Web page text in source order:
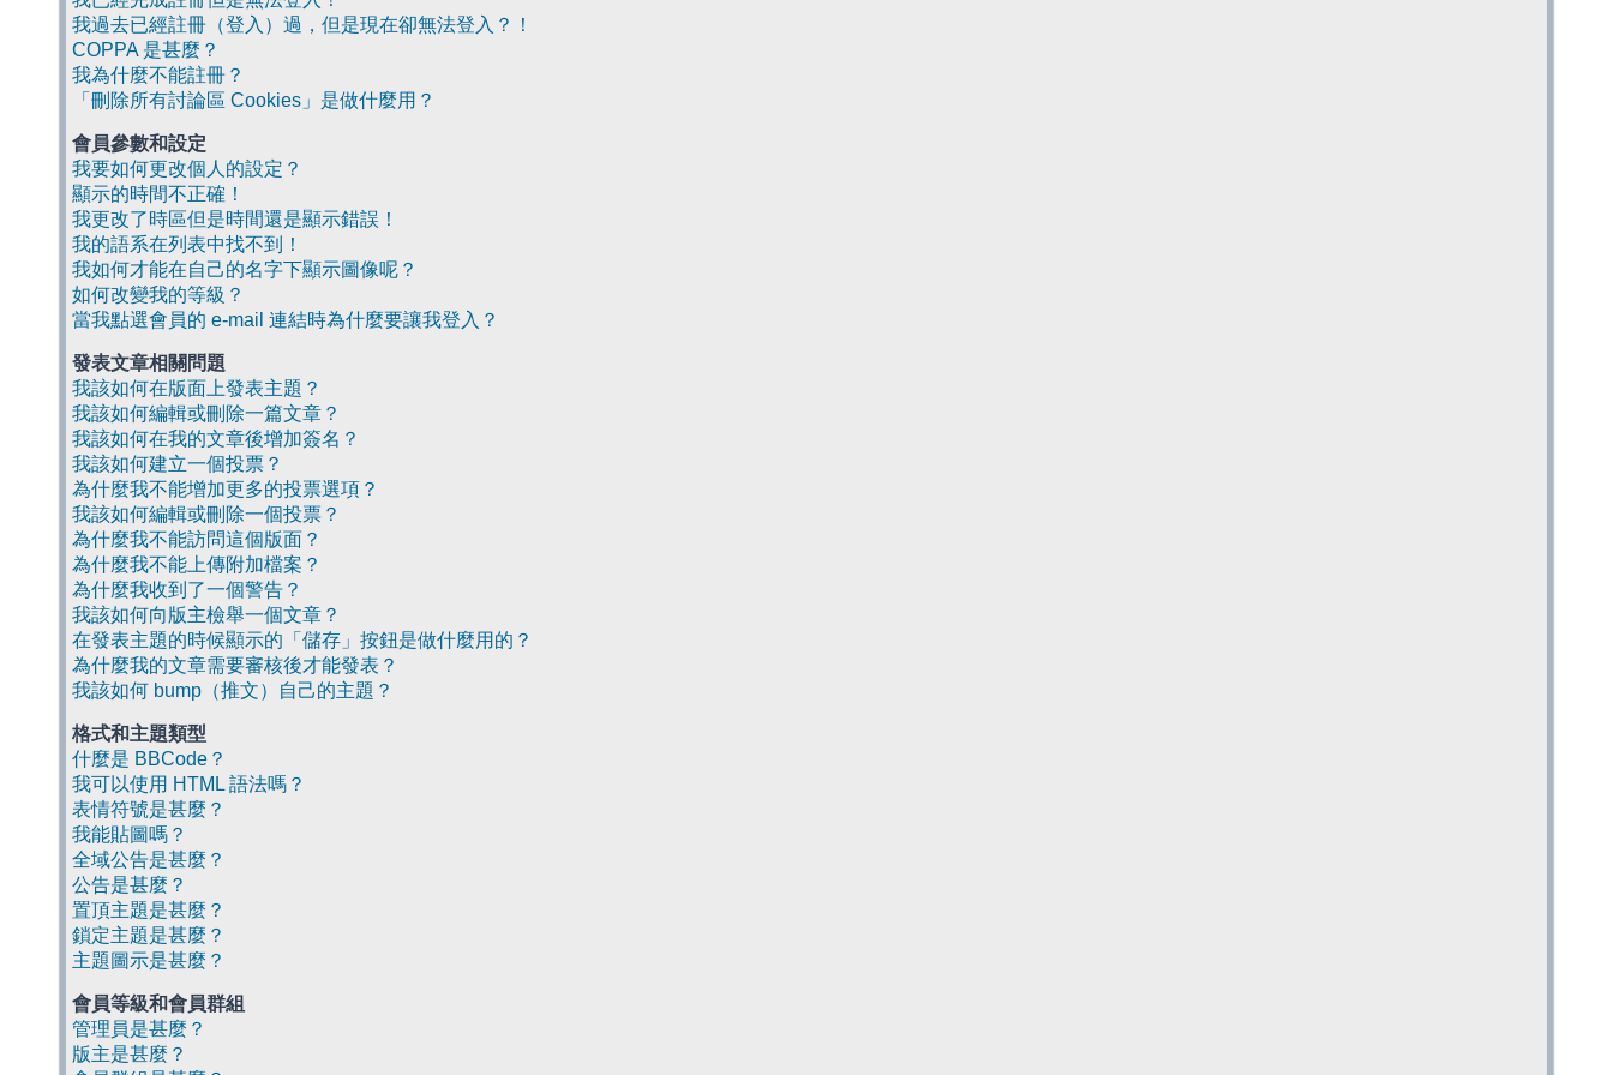
我過去已經註冊（登入）過，但是現在卻無法登入？！
COPPA 是甚麼？
我為什麼不能註冊？
「刪除所有討論區 Cookies」是做什麼用？
會員參數和設定
我要如何更改個人的設定？
顯示的時間不正確！
我更改了時區但是時間還是顯示錯誤！
我的語系在列表中找不到！
我如何才能在自己的名字下顯示圖像呢？
如何改變我的等級？
當我點選會員的 e-mail 連結時為什麼要讓我登入？
發表文章相關問題
我該如何在版面上發表主題？
我該如何編輯或刪除一篇文章？
我該如何在我的文章後增加簽名？
我該如何建立一個投票？
為什麼我不能增加更多的投票選項？
我該如何編輯或刪除一個投票？
為什麼我不能訪問這個版面？
為什麼我不能上傳附加檔案？
為什麼我收到了一個警告？
我該如何向版主檢舉一個文章？
在發表主題的時候顯示的「儲存」按鈕是做什麼用的？
為什麼我的文章需要審核後才能發表？
我該如何 bump（推文）自己的主題？
格式和主題類型
什麼是 BBCode？
我可以使用 HTML 語法嗎？
表情符號是甚麼？
我能貼圖嗎？
全域公告是甚麼？
公告是甚麼？
置頂主題是甚麼？
鎖定主題是甚麼？
主題圖示是甚麼？
會員等級和會員群組
管理員是甚麼？
版主是甚麼？